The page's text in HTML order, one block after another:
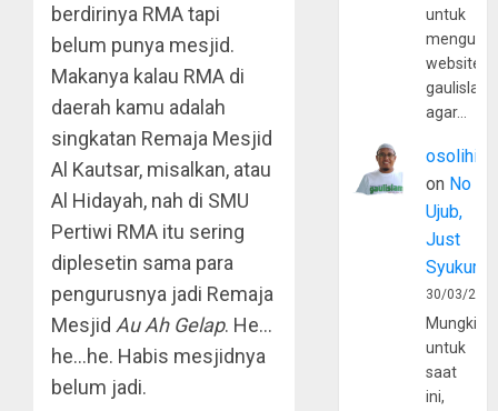
berdirinya RMA tapi
belum punya mesjid.
Makanya kalau RMA di
daerah kamu adalah
singkatan Remaja Mesjid
Al Kautsar, misalkan, atau
Al Hidayah, nah di SMU
Pertiwi RMA itu sering
diplesetin sama para
pengurusnya jadi Remaja
Mesjid Au Ah Gelap. He…
he…he. Habis mesjidnya
belum jadi.
untuk
website
agar…
osolihin
on No
Ujub,
Just
Syukur
30/03/
Mungkin
untuk
saat
ini,